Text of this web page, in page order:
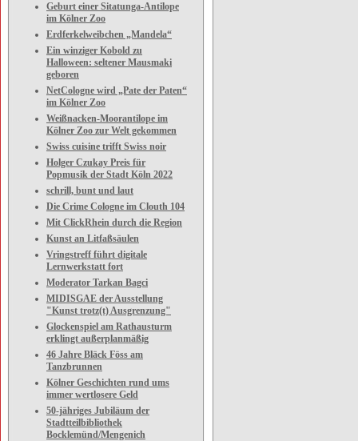
Geburt einer Sitatunga-Antilope
im Kölner Zoo
Erdferkelweibchen „Mandela“
Ein winziger Kobold zu
Halloween: seltener Mausmaki
geboren
NetCologne wird „Pate der Paten“
im Kölner Zoo
Weißnacken-Moorantilope im
Kölner Zoo zur Welt gekommen
Swiss cuisine trifft Swiss noir
Holger Czukay Preis für
Popmusik der Stadt Köln 2022
schrill, bunt und laut
Die Crime Cologne im Clouth 104
Mit ClickRhein durch die Region
Kunst an Litfaßsäulen
Vringstreff führt digitale
Lernwerkstatt fort
Moderator Tarkan Bagci
MIDISGAE der Ausstellung
"Kunst trotz(t) Ausgrenzung"
Glockenspiel am Rathausturm
erklingt außerplanmäßig
46 Jahre Bläck Föss am
Tanzbrunnen
Kölner Geschichten rund ums
immer wertlosere Geld
50-jähriges Jubiläum der
Stadtteilbibliothek
Bocklemünd/Mengenich